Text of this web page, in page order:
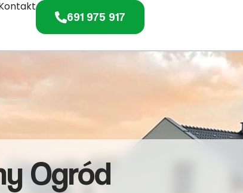
691 975 917
Ogród